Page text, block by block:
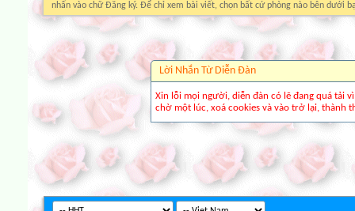
nhấn vào chữ Đăng ký. Để chỉ xem bài viết, chọn bất cứ phòng nào bên dưới
Lời Nhắn Từ Diễn Ðàn
Xin lỗi mọi người, diễn đàn có lẽ đang quá tải
chờ một lúc, xoá cookies và vào trở lại, thành